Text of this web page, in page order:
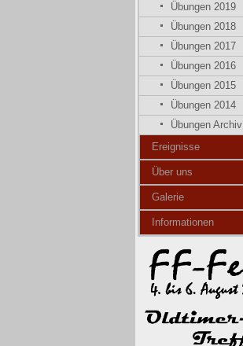
Übungen 2019
Übungen 2018
Übungen 2017
Übungen 2016
Übungen 2015
Übungen 2014
Übungen Archiv
Ereignisse
Über uns
Galerie
Informationen